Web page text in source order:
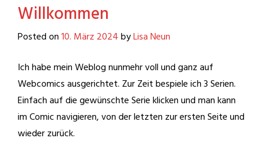
Willkommen
Posted on10. März 2024byLisa Neun
Ich habe mein Weblog nunmehr voll und ganz auf
Webcomics ausgerichtet. Zur Zeit bespiele ich 3 Serien.
Einfach auf die gewünschte Serie klicken und man kann
im Comic navigieren, von der letzten zur ersten Seite und
wieder zurück.